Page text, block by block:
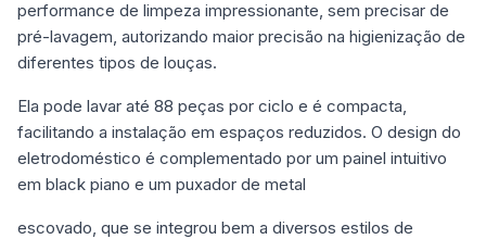
performance de limpeza impressionante, sem precisar de
pré-lavagem, autorizando maior precisão na higienização de
diferentes tipos de louças.
Ela pode lavar até 88 peças por ciclo e é compacta,
facilitando a instalação em espaços reduzidos. O design do
eletrodoméstico é complementado por um painel intuitivo
em black piano e um puxador de metal
escovado, que se integrou bem a diversos estilos de